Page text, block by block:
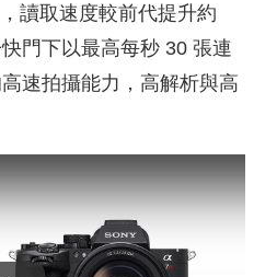
讀取速度較前代提升約
門下以最高每秒 30 張連
速拍攝能力，高解析與高